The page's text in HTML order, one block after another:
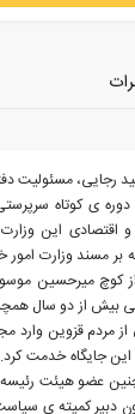
رجایی، مسئولیت
دوره ی کوتاه
و اقتصادی این
۱۳۶۰، زمانی که بر مسند
از کوچ میرحسین
بیش از دو سال
به نمایندگی از مردم
جایگاه خدمت
عضو هیئت
دبیر کمیته ی